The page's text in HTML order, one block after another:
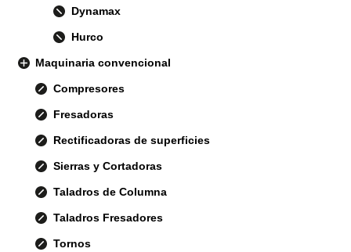
Dynamax
Hurco
Maquinaria convencional
Compresores
Fresadoras
Rectificadoras de superficies
Sierras y Cortadoras
Taladros de Columna
Taladros Fresadores
Tornos